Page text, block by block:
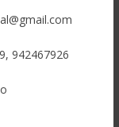
942467926